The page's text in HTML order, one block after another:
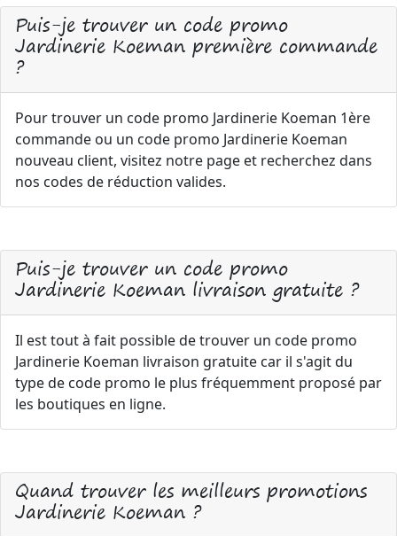
Puis-je trouver un code promo
Jardinerie Koeman première commande
?
Pour trouver un code promo Jardinerie Koeman 1ère
commande ou un code promo Jardinerie Koeman
nouveau client, visitez notre page et recherchez dans
nos codes de réduction valides.
Puis-je trouver un code promo
Jardinerie Koeman livraison gratuite ?
Il est tout à fait possible de trouver un code promo
Jardinerie Koeman livraison gratuite car il s'agit du
type de code promo le plus fréquemment proposé par
les boutiques en ligne.
Quand trouver les meilleurs promotions
Jardinerie Koeman ?